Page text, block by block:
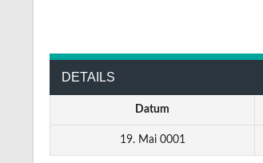
DETAILS
Datum
19. Mai 0001